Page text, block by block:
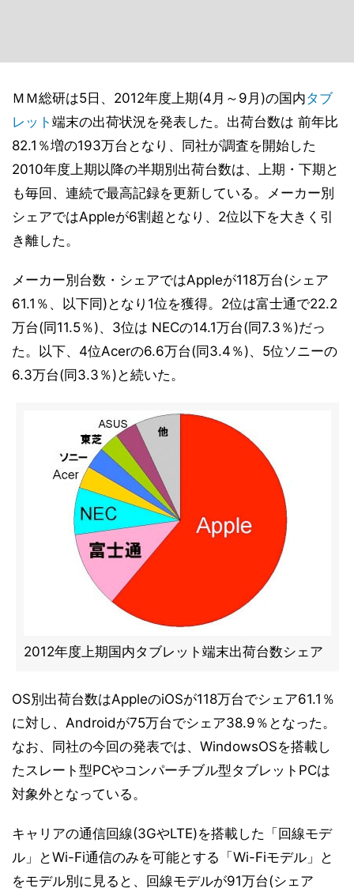
ＭＭ総研は5日、2012年度上期(4月～9月)の国内タブ
レット 端末の出荷状況を発表した。出荷台数は 前年比
82.1％増の193万台となり、同社が調査を開始した
2010年度上期以降の半期別出荷台数は、上期・下期と
も毎回、連続で最高記録を更新している。メーカー別
シェアではAppleが6割超となり、2位以下を大きく引
き離した。
メーカー別台数・シェアではAppleが118万台(シェア
61.1％、以下同)となり1位を獲得。2位は富士通で22.2
万台(同11.5％)、3位は NECの14.1万台(同7.3％)だっ
た。以下、4位Acerの6.6万台(同3.4％)、5位ソニーの
6.3万台(同3.3％)と続いた。
2012年度上期国内タブレット端末出荷台数シェア
OS別出荷台数はAppleのiOSが118万台でシェア61.1％
に対し、Androidが75万台でシェア38.9％となった。
なお、同社の今回の発表では、WindowsOSを搭載し
たスレート型PCやコンパーチブル型タブレットPCは
対象外となっている。
キャリアの通信回線(3GやLTE)を搭載した「回線モデ
ル」とWi-Fi通信のみを可能とする「Wi-Fiモデル」と
をモデル別に見ると、回線モデルが91万台(シェア